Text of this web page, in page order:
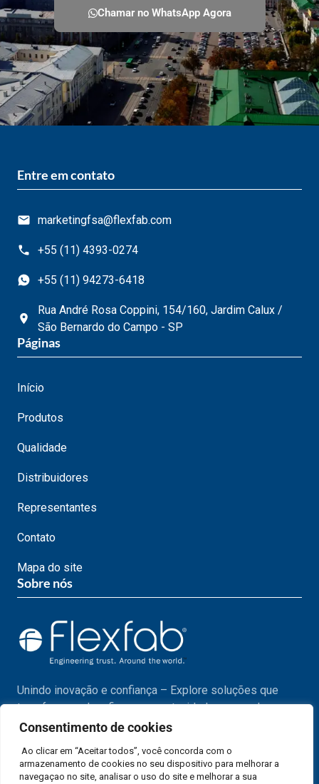
Consentimento de cookies
Ao clicar em “Aceitar todos”, você concorda com o
armazenamento de cookies no seu dispositivo para melhorar a
navegaçao no site, analisar o uso do site e melhorar a sua
Chamar no WhatsApp Agora
Entre em contato
marketingfsa@flexfab.com
+55 (11) 4393-0274
+55 (11) 94273-6418
Rua André Rosa Coppini, 154/160, Jardim Calux /
São Bernardo do Campo - SP
Páginas
Início
Produtos
Qualidade
Distribuidores
Representantes
Contato
Mapa do site
Sobre nós
Unindo inovação e confiança – Explore soluções que
transformam desafios em oportunidades em cada passo
do seu projeto.